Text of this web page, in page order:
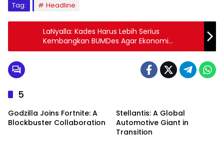
Tag: Headline
LaNyalla: Kades Harus Lebih Serius
Kembangkan BUMDes Agar Ekonomi
Masyarakat Desa Meningkat
5
Godzilla Joins Fortnite: A
Blockbuster Collaboration
Stellantis: A Global
Automotive Giant in
Transition